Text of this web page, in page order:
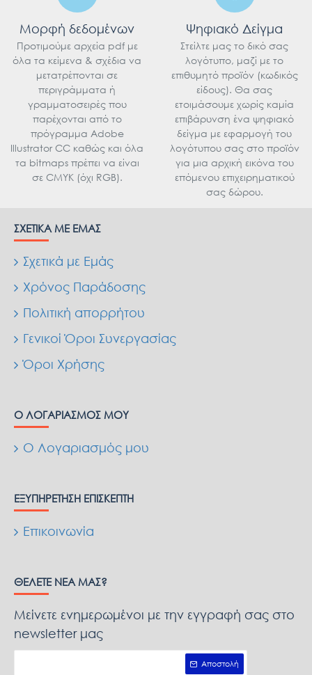
Μορφή δεδομένων
Προτιμούμε αρχεία pdf με
όλα τα κείμενα & σχέδια να
μετατρέπονται σε
περιγράμματα ή
γραμματοσειρές που
παρέχονται από το
πρόγραμμα Adobe
Illustrator CC καθώς και όλα
τα bitmaps πρέπει να είναι
σε CMYK (όχι RGB).
Ψηφιακό Δείγμα
Στείλτε μας το δικό σας
λογότυπο, μαζί με το
επιθυμητό προϊόν (κωδικός
είδους). Θα σας
ετοιμάσουμε χωρίς καμία
επιβάρυνση ένα ψηφιακό
δείγμα με εφαρμογή του
λογότυπου σας στο προϊόν
για μια αρχική εικόνα του
επόμενου επιχειρηματικού
σας δώρου.
ΣΧΕΤΙΚΆ ΜΕ ΕΜΆΣ
Σχετικά με Εμάς
Χρόνος Παράδοσης
Πολιτική απορρήτου
Γενικοί Όροι Συνεργασίας
Όροι Χρήσης
Ο ΛΟΓΑΡΙΑΣΜΌΣ ΜΟΥ
Ο Λογαριασμός μου
ΕΞΥΠΗΡΈΤΗΣΗ ΕΠΙΣΚΈΠΤΗ
Επικοινωνία
ΘΈΛΕΤΕ ΝΈΑ ΜΑΣ?
Μείνετε ενημερωμένοι με την εγγραφή σας στο
newsletter μας
Αποστολή